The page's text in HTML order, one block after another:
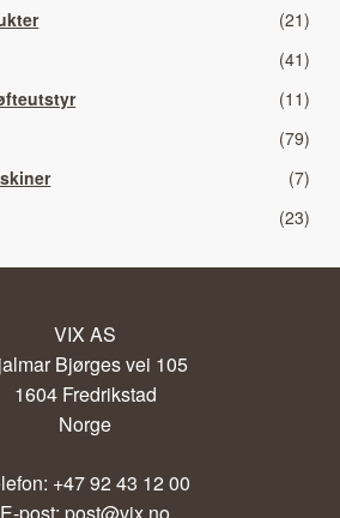
(21)
(41)
(11)
(79)
(7)
(23)
VIX AS
Bjørges vei 105
1604 Fredrikstad
Norge
+47 92 43 12 00